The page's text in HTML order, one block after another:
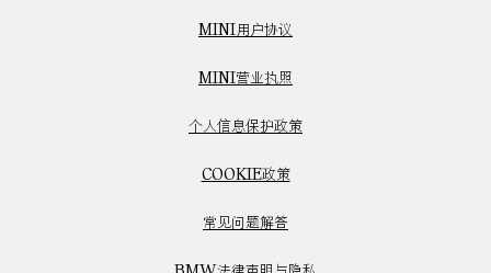
MINI用户协议
MINI营业执照
个人信息保护政策
COOKIE政策
常见问题解答